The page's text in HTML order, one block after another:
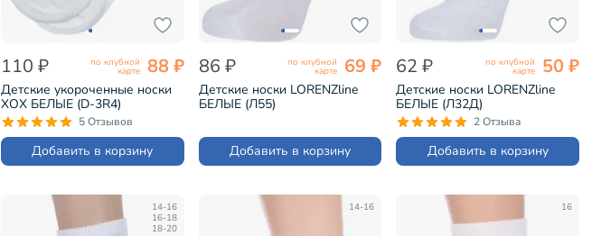
110 ₽ по клубной
карте 88 ₽
Детские укороченные носки
ХОХ БЕЛЫЕ (D-3R4)
5 Отзывов
Добавить в корзину
86 ₽ по клубной
карте 69 ₽
Детские носки LORENZline
БЕЛЫЕ (Л55)
Добавить в корзину
62 ₽ по клубной
карте 50 ₽
Детские носки LORENZline
БЕЛЫЕ (Л32Д)
2 Отзыва
Добавить в корзину
14-16
16-18
18-20
14-16 16